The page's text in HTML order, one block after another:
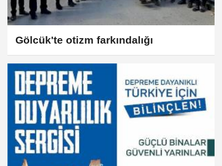
Gölcük'te otizm farkındalığı